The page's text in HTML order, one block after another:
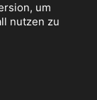
um
nutzen zu